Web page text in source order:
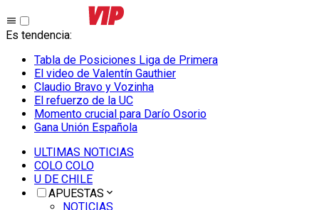
Es tendencia:
Tabla de Posiciones Liga de Primera
El video de Valentín Gauthier
Claudio Bravo y Vozinha
El refuerzo de la UC
Momento crucial para Darío Osorio
Gana Unión Española
ULTIMAS NOTICIAS
COLO COLO
U DE CHILE
APUESTAS
NOTICIAS